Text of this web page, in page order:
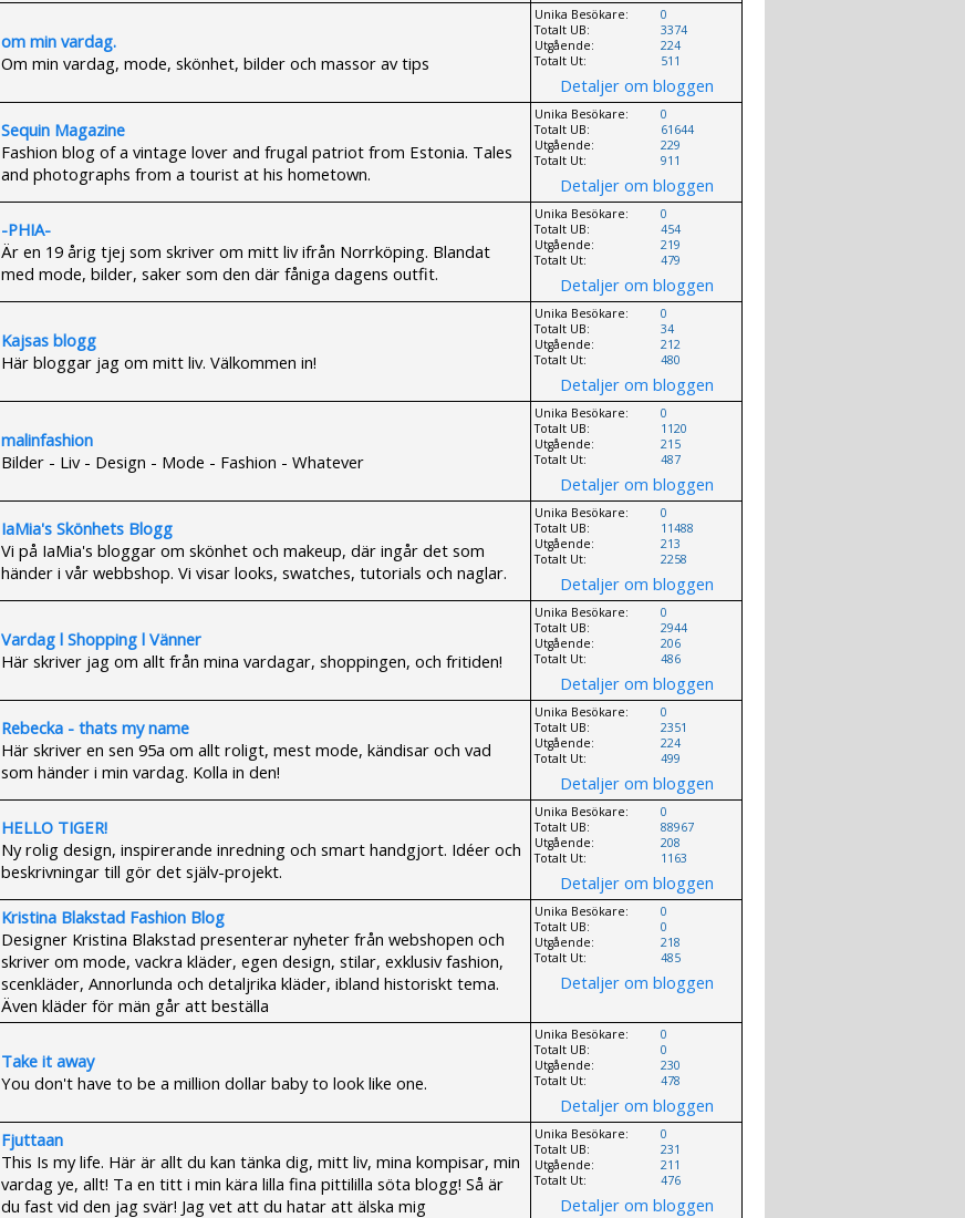
om min vardag.
Om min vardag, mode, skönhet, bilder och massor av tips
Unika Besökare:
Totalt UB:
Utgående:
Totalt Ut:
0
3374
224
511
Detaljer om bloggen
Sequin Magazine
Fashion blog of a vintage lover and frugal patriot from Estonia. Tales
and photographs from a tourist at his hometown.
Unika Besökare:
Totalt UB:
Utgående:
Totalt Ut:
0
61644
229
911
Detaljer om bloggen
-PHIA-
Är en 19 årig tjej som skriver om mitt liv ifrån Norrköping. Blandat
med mode, bilder, saker som den där fåniga dagens outfit.
Unika Besökare:
Totalt UB:
Utgående:
Totalt Ut:
0
454
219
479
Detaljer om bloggen
Kajsas blogg
Här bloggar jag om mitt liv. Välkommen in!
Unika Besökare:
Totalt UB:
Utgående:
Totalt Ut:
0
34
212
480
Detaljer om bloggen
malinfashion
Bilder - Liv - Design - Mode - Fashion - Whatever
Unika Besökare:
Totalt UB:
Utgående:
Totalt Ut:
0
1120
215
487
Detaljer om bloggen
IaMia's Skönhets Blogg
Vi på IaMia's bloggar om skönhet och makeup, där ingår det som
händer i vår webbshop. Vi visar looks, swatches, tutorials och naglar.
Unika Besökare:
Totalt UB:
Utgående:
Totalt Ut:
0
11488
213
2258
Detaljer om bloggen
Vardag l Shopping l Vänner
Här skriver jag om allt från mina vardagar, shoppingen, och fritiden!
Unika Besökare:
Totalt UB:
Utgående:
Totalt Ut:
0
2944
206
486
Detaljer om bloggen
Rebecka - thats my name
Här skriver en sen 95a om allt roligt, mest mode, kändisar och vad
som händer i min vardag. Kolla in den!
Unika Besökare:
Totalt UB:
Utgående:
Totalt Ut:
0
2351
224
499
Detaljer om bloggen
HELLO TIGER!
Ny rolig design, inspirerande inredning och smart handgjort. Idéer och
beskrivningar till gör det själv-projekt.
Unika Besökare:
Totalt UB:
Utgående:
Totalt Ut:
0
88967
208
1163
Detaljer om bloggen
Kristina Blakstad Fashion Blog
Designer Kristina Blakstad presenterar nyheter från webshopen och
skriver om mode, vackra kläder, egen design, stilar, exklusiv fashion,
scenkläder, Annorlunda och detaljrika kläder, ibland historiskt tema.
Även kläder för män går att beställa
Unika Besökare:
Totalt UB:
Utgående:
Totalt Ut:
0
0
218
485
Detaljer om bloggen
Take it away
You don't have to be a million dollar baby to look like one.
Unika Besökare:
Totalt UB:
Utgående:
Totalt Ut:
0
0
230
478
Detaljer om bloggen
Fjuttaan
This Is my life. Här är allt du kan tänka dig, mitt liv, mina kompisar, min
vardag ye, allt! Ta en titt i min kära lilla fina pittililla söta blogg! Så är
du fast vid den jag svär! Jag vet att du hatar att älska mig
Unika Besökare:
Totalt UB:
Utgående:
Totalt Ut:
0
231
211
476
Detaljer om bloggen